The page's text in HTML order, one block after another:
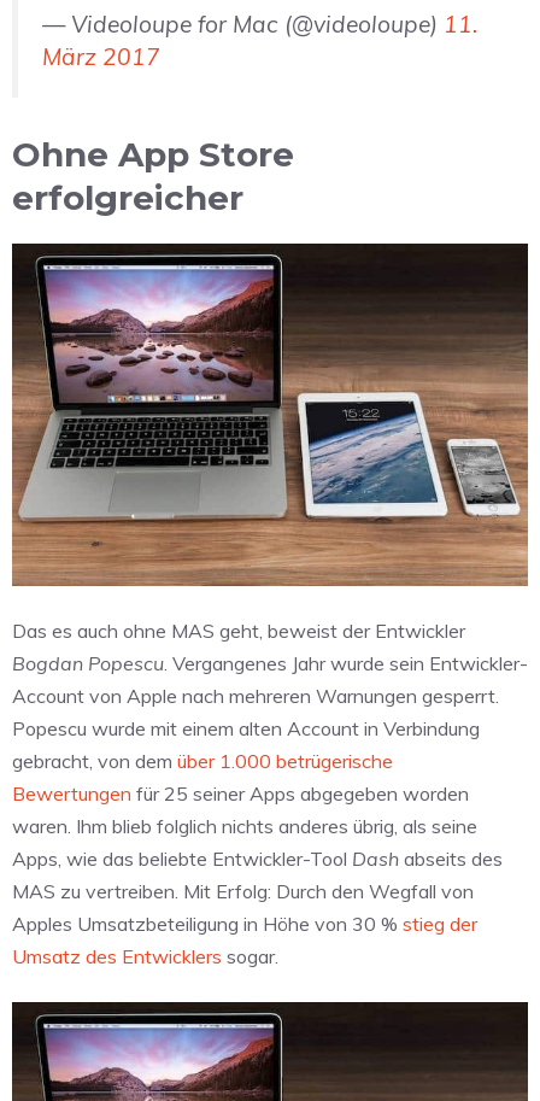
— Videoloupe for Mac (@videoloupe) 11.
März 2017
Ohne App Store
erfolgreicher
Das es auch ohne MAS geht, beweist der Entwickler
Bogdan Popescu . Vergangenes Jahr wurde sein Entwickler-
Account von Apple nach mehreren Warnungen gesperrt.
Popescu wurde mit einem alten Account in Verbindung
gebracht, von dem über 1.000 betrügerische
Bewertungen für 25 seiner Apps abgegeben worden
waren. Ihm blieb folglich nichts anderes übrig, als seine
Apps, wie das beliebte Entwickler-Tool Dash abseits des
MAS zu vertreiben. Mit Erfolg: Durch den Wegfall von
Apples Umsatzbeteiligung in Höhe von 30 % stieg der
Umsatz des Entwicklers sogar.